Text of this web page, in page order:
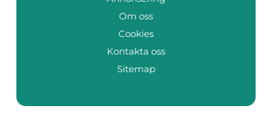
Om oss
Cookies
Kontakta oss
Sitemap